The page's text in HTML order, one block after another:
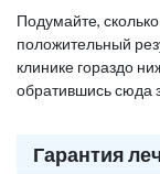
Подумайте,
положительный
клинике гораздо
обратившись сюда
Гарантия